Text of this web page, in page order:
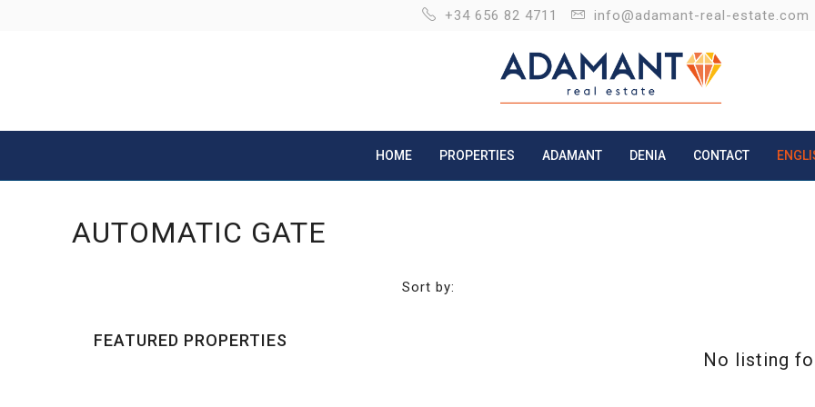
+34 656 82 4711 info@adamant-real-estate.com
HOME PROPERTIES ADAMANT DENIA CONTACT
AUTOMATIC GATE
Sort by:
No listing
FEATURED PROPERTIES